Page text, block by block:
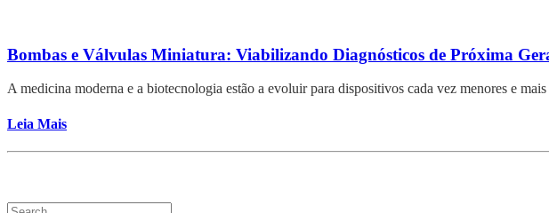
Bombas e Válvulas Miniatura: Viabilizando Diagnósticos de Próxima
A medicina moderna e a biotecnologia estão a evoluir para dispositivos cada vez menores e
Leia Mais